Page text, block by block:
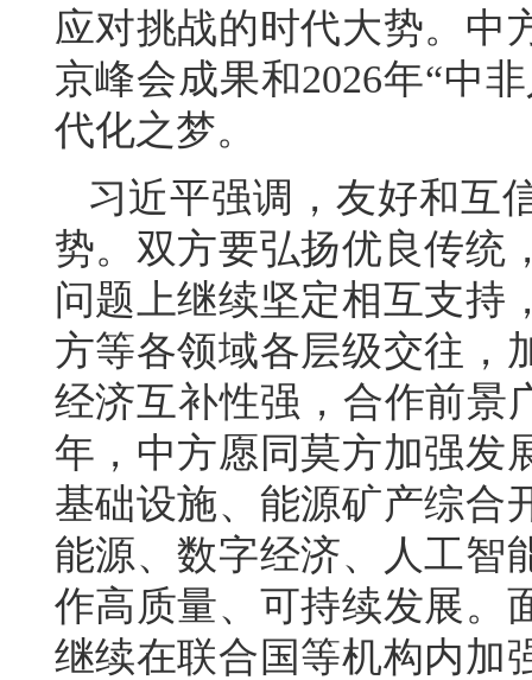
应对挑战的时代大势。中
京峰会成果和2026年“中
代化之梦。
习近平强调，友好和互
势。双方要弘扬优良传统
问题上继续坚定相互支持
方等各领域各层级交往，
经济互补性强，合作前景
年，中方愿同莫方加强发
基础设施、能源矿产综合
能源、数字经济、人工智
作高质量、可持续发展。
继续在联合国等机构内加